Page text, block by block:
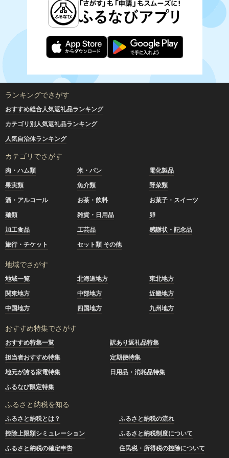
ランキングでさがす
おすすめ総合人気返礼品ランキング
カテゴリ別人気返礼品ランキング
人気自治体ランキング
カテゴリでさがす
肉・ハム類 米・パン
電化製品
果実類
魚介類
野菜類
酒・アルコール
お茶・飲料
お菓子・スイーツ
麺類
雑貨・日用品
卵
加工食品
工芸品
感謝状・記念品
旅行・チケット
セット類 その他
地域でさがす
地域一覧 北海道地方
東北地方
関東地方
中部地方
近畿地方
中国地方
四国地方 九州地方
おすすめ特集でさがす
おすすめ特集一覧
訳あり返礼品特集
担当者おすすめ特集
定期便特集
地元が誇る家電特集
日用品・消耗品特集
ふるなび限定特集
ふるさと納税を知る
ふるさと納税とは？
ふるさと納税の流れ
控除上限額シミュレーション
ふるさと納税制度について
ふるさと納税の確定申告
住民税・所得税の控除について